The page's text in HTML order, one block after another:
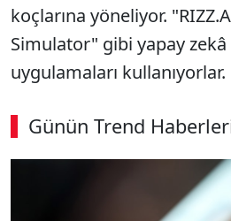
koçlarına yöneliyor.
Simulator" gibi yapay zekâ
uygulamaları kullanıyorlar.
Günün Trend